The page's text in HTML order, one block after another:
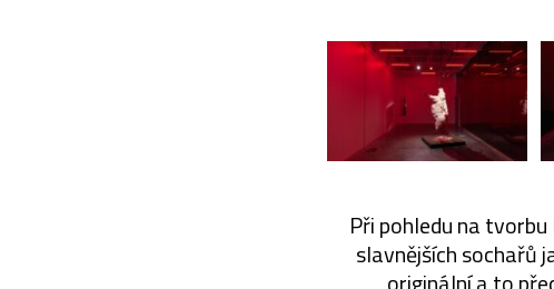
Při pohledu na
slavnějších sochařů